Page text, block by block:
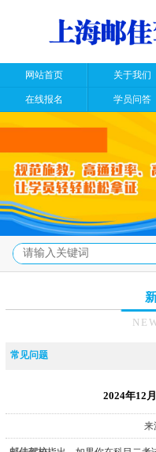
网站首页 关于我们
在线报名 学员问答
常见问题
2024年12
来